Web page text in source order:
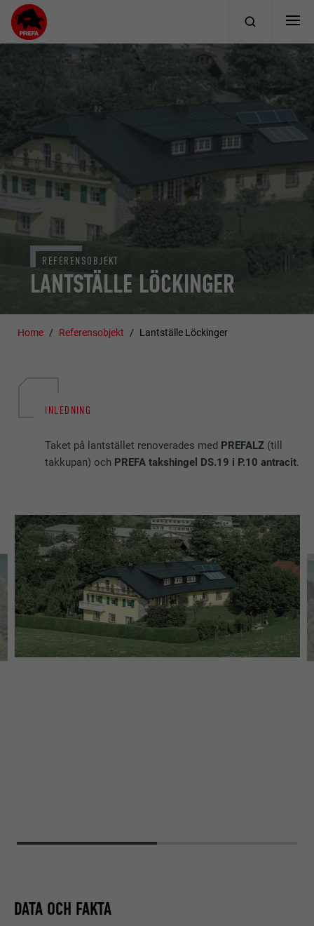
LANTSTÄLLE LÖCKINGER
REFERENSOBJEKT
Home Referensobjekt Lantställe Löckinger
INLEDNING
Taket på lantstället renoverades med PREFALZ (till
takkupan) och PREFA takshingel DS.19 i P.10 antracit.
DATA OCH FAKTA